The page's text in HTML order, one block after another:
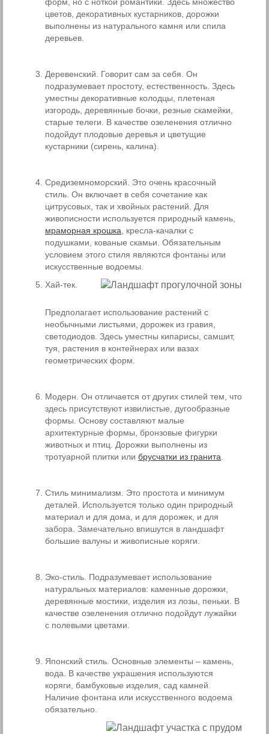
цветов, декоративных кустарников, дорожки
выполнены из натурального камня или спила
деревьев.
Деревенский. Говорит сам за себя. Он
подразумевает простоту, естественность. Здесь
уместны декоративные колодцы, плетеная
изгородь, деревянные бочки, резные скамейки,
старые телеги. В качестве озеленения отлично
подойдут плодовые деревья и цветущие
кустарники (сирень, калина).
Средиземноморский. Это очень красочный
стиль. Он включает в себя сочетание как
цитрусовых, так и хвойных растений. Для
живописности используется природный камень,
мраморная крошка , кресла-качалки с
подушками, кованые скамьи. Обязательным
условием этого стиля являются фонтаны или
искусственные водоемы.
Хай-тек.
Предполагает использование растений с
необычными листьями, дорожек из гравия,
светодиодов. Здесь уместны кипарисы, самшит,
туя, растения в контейнерах или вазах
геометрических форм.
Модерн. Он отличается от других стилей тем, что
здесь присутствуют извилистые, дугообразные
формы. Основу составляют малые
архитектурные формы, бронзовые фигурки
животных и птиц. Дорожки выполнены из
тротуарной плитки или брусчатки из гранита
Стиль минимализм. Это простота и минимум
деталей. Используется только один природный
материал и для дома, и для дорожек, и для
забора. Замечательно впишутся в ландшафт
большие валуны и живописные коряги.
Эко-стиль. Подразумевает использование
натуральных материалов: каменные дорожки,
деревянные мостики, изделия из лозы, пеньки. В
качестве озеленения отлично подойдут лужайки
с полевыми цветами.
Японский стиль. Основные элементы – камень,
вода. В качестве украшения используются
коряги, бамбуковые изделия, сад камней.
Наличие фонтана или искусственного водоема
обязательно.